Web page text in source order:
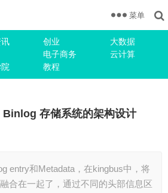
创业
大数据
电子商务
云计算
教程
菜单
存储系统的架构设计
entry和Metadata，在kingbus中，将
合在一起了，通过不同的头部信息区